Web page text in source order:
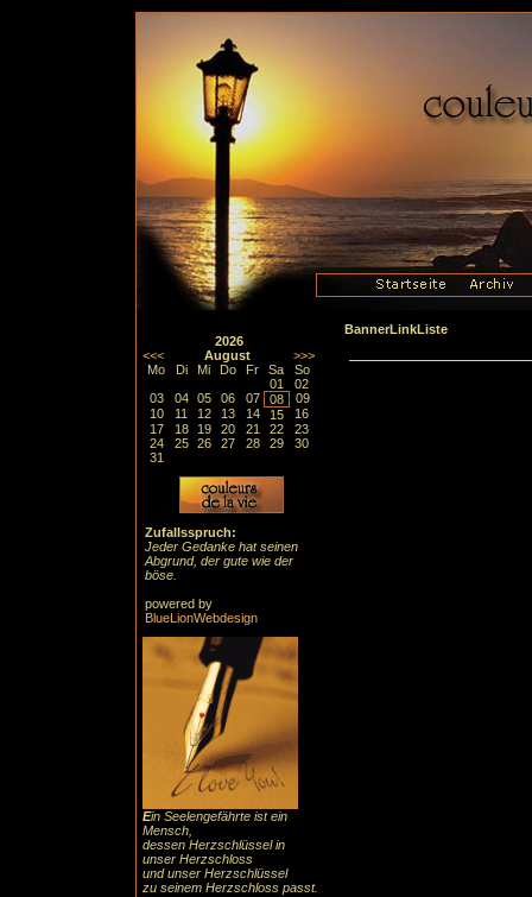
2026
<<<
August
>>>
Mo
Di Mi Do Fr Sa
So
01
02
03
04 05 06 07 08
09
10
11 12 13 14 15
16
17
18 19 20 21 22
23
24
25 26 27 28 29
30
31
Zufallsspruch:
Jeder Gedanke hat seinen
Abgrund, der gute wie der
böse.
powered by
BlueLionWebdesign
Ein Seelengefährte ist ein
Mensch,
dessen Herzschlüssel in
unser Herzschloss
und unser Herzschlüssel
zu seinem Herzschloss passt.
BannerLinkListe